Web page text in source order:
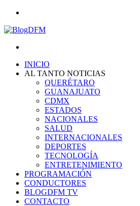
INICIO
AL TANTO NOTICIAS
QUERÉTARO
GUANAJUATO
CDMX
ESTADOS
NACIONALES
SALUD
INTERNACIONALES
DEPORTES
TECNOLOGÍA
ENTRETENIMIENTO
PROGRAMACIÓN
CONDUCTORES
BLOGDFM TV
CONTACTO